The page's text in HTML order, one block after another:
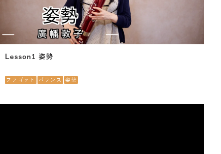
Lesson1 姿勢
ファゴット バランス 姿勢